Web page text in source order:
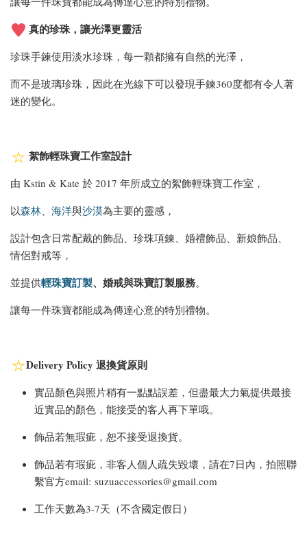
真的珍珠，讓光澤更靈活
珍珠手鍊使用淡水珍珠，每一顆都擁有自然的光澤，
而不是玻璃珍珠，因此在光線下可以發現手鍊360度都有令人著
迷的變化。
絮飾輕珠寶工作室設計
由 Kstin & Kate 於 2017 年所成立的絮飾輕珠寶工作室，
以森林、 海洋與沙漠為主要的靈感，
設計包含日常配戴的飾品、珍珠項鍊、婚禮飾品、新娘飾品、
情侶對戒等，
並提供輕珠寶訂製、婚戒與珠寶訂製服務。
讓每一件珠寶都能成為傳達心意的特別禮物。
Delivery Policy 退換貨原則
實品顏色與照片稍有一點點誤差，但盡最大力氣提供最接
近實品的顏色，能接受的客人再下單哦。
飾品若無瑕疵，恕不接受退換貨。
飾品若有瑕疵，非客人個人疏失毀壞，請在7日內，拍照聯
繫官方email: suzuaccessories@gmail.com
工作天數為3-7天（不含國定假日）